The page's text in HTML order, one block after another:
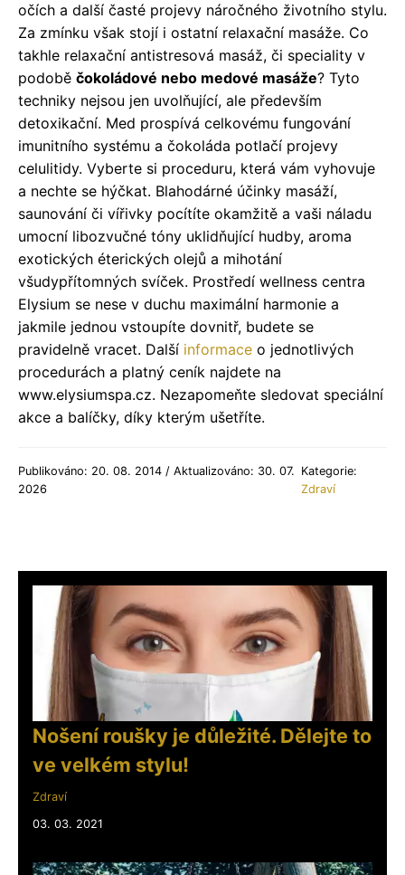
očích a další časté projevy náročného životního stylu.
Za zmínku však stojí i ostatní relaxační masáže. Co
takhle relaxační antistresová masáž, či speciality v
podobě čokoládové nebo medové masáže? Tyto
techniky nejsou jen uvolňující, ale především
detoxikační. Med prospívá celkovému fungování
imunitního systému a čokoláda potlačí projevy
celulitidy. Vyberte si proceduru, která vám vyhovuje
a nechte se hýčkat. Blahodárné účinky masáží,
saunování či vířivky pocítíte okamžitě a vaši náladu
umocní libozvučné tóny uklidňující hudby, aroma
exotických éterických olejů a mihotání
všudypřítomných svíček. Prostředí wellness centra
Elysium se nese v duchu maximální harmonie a
jakmile jednou vstoupíte dovnitř, budete se
pravidelně vracet. Další informace o jednotlivých
procedurách a platný ceník najdete na
www.elysiumspa.cz. Nezapomeňte sledovat speciální
akce a balíčky, díky kterým ušetříte.
Publikováno: 20. 08. 2014 / Aktualizováno: 30. 07.
2026
Kategorie:
Zdraví
Nošení roušky je důležité. Dělejte to
ve velkém stylu!
Zdraví
03. 03. 2021